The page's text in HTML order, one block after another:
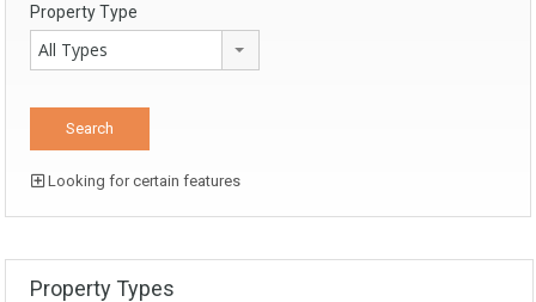
Property Type
All Types
Looking for certain features
Property Types